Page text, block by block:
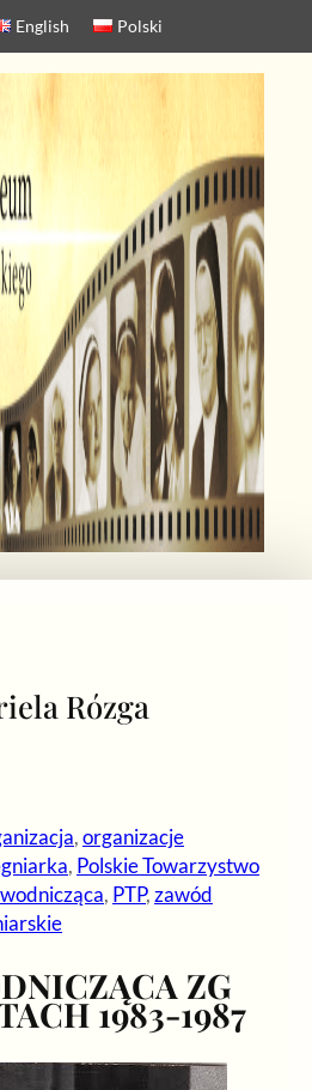
English Polski
Rózga
, organizacje
, Polskie Towarzystwo
, PTP, zawód
ZG
1983-1987